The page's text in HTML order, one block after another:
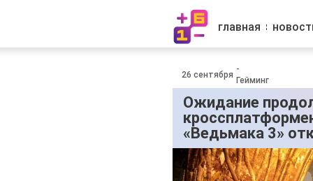
главная
26 сентября
-
Гейминг
Ожидание
«Ведьмака 3»